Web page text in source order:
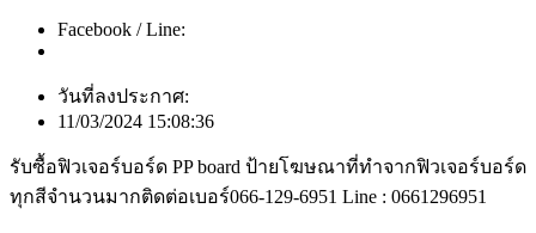
Facebook / Line:
วันที่ลงประกาศ:
11/03/2024 15:08:36
รับซื้อฟิวเจอร์บอร์ด PP board ป้ายโฆษณาที่ทำจากฟิวเจอร์บอร์ด
ทุกสีจำนวนมากติดต่อเบอร์066-129-6951 Line : 0661296951